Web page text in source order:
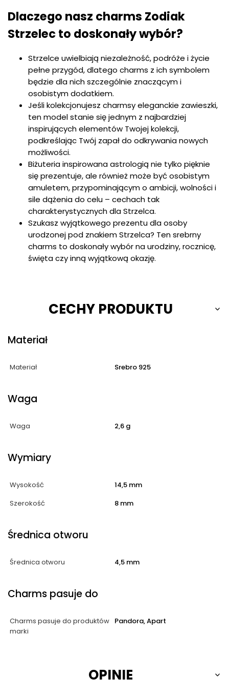
Dlaczego nasz charms Zodiak
Strzelec to doskonały wybór?
Strzelce uwielbiają niezależność, podróże i życie
pełne przygód, dlatego charms z ich symbolem
będzie dla nich szczególnie znaczącym i
osobistym dodatkiem.
Jeśli kolekcjonujesz charmsy eleganckie zawieszki,
ten model stanie się jednym z najbardziej
inspirujących elementów Twojej kolekcji,
podkreślając Twój zapał do odkrywania nowych
możliwości.
Biżuteria inspirowana astrologią nie tylko pięknie
się prezentuje, ale również może być osobistym
amuletem, przypominającym o ambicji, wolności i
sile dążenia do celu – cechach tak
charakterystycznych dla Strzelca.
Szukasz wyjątkowego prezentu dla osoby
urodzonej pod znakiem Strzelca? Ten srebrny
charms to doskonały wybór na urodziny, rocznicę,
święta czy inną wyjątkową okazję.
CECHY PRODUKTU
Materiał
Materiał Srebro 925
Waga
Waga 2,6 g
Wymiary
Wysokość
14,5 mm
Szerokość
8 mm
Średnica otworu
Średnica otworu 4,5 mm
Charms pasuje do
Charms pasuje do produktów
marki
Pandora, Apart
OPINIE